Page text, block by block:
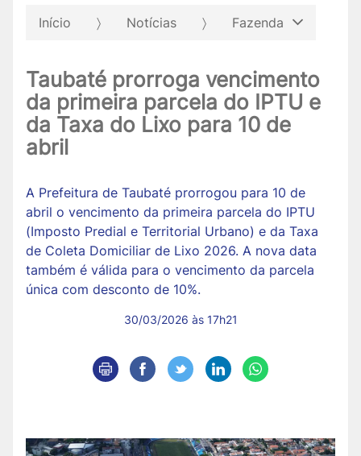
Início Notícias Fazenda
Taubaté prorroga vencimento
da primeira parcela do IPTU e
da Taxa do Lixo para 10 de
abril
A Prefeitura de Taubaté prorrogou para 10 de
abril o vencimento da primeira parcela do IPTU
(Imposto Predial e Territorial Urbano) e da Taxa
de Coleta Domiciliar de Lixo 2026. A nova data
também é válida para o vencimento da parcela
única com desconto de 10%.
30/03/2026 às 17h21